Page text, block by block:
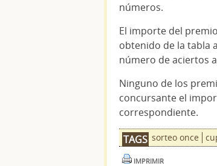
números.
El importe del
obtenido de la tabla
número de aciertos
Ninguno de los
concursante el
correspondiente.
TAGS sorteo once
IMPRIMIR